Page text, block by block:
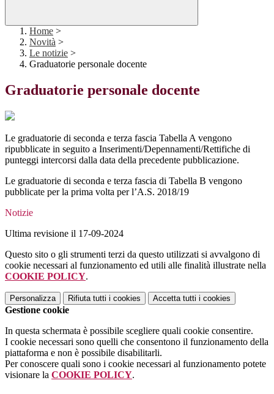
Home >
Novità >
Le notizie >
Graduatorie personale docente
Graduatorie personale docente
Le graduatorie di seconda e terza fascia Tabella A vengono
ripubblicate in seguito a Inserimenti/Depennamenti/Rettifiche di
punteggi intercorsi dalla data della precedente pubblicazione.
Le graduatorie di seconda e terza fascia di Tabella B vengono
pubblicate per la prima volta per l’A.S. 2018/19
Notizie
Ultima revisione il 17-09-2024
Questo sito o gli strumenti terzi da questo utilizzati si avvalgono di
cookie necessari al funzionamento ed utili alle finalità illustrate nella
COOKIE POLICY.
Personalizza Rifiuta tutti i cookies Accetta tutti i cookies
Gestione cookie
In questa schermata è possibile scegliere quali cookie consentire.
I cookie necessari sono quelli che consentono il funzionamento della
piattaforma e non è possibile disabilitarli.
Per conoscere quali sono i cookie necessari al funzionamento potete
visionare la COOKIE POLICY.